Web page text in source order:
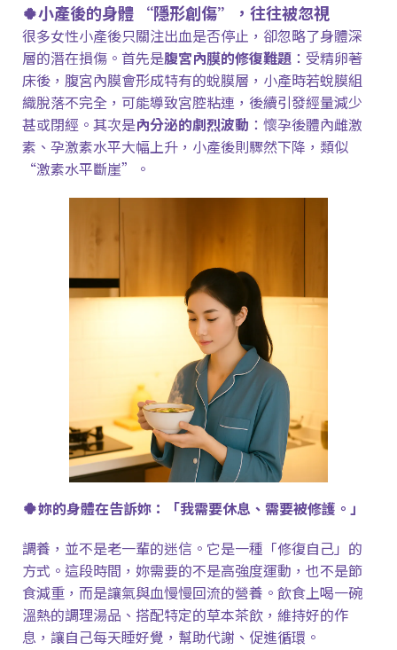
🍀小產後的身體 “隱形創傷” ，往往被忽視
很多女性小產後只關注出血是否停止，卻忽略了身體深
層的潛在損傷。首先是腹宮內膜的修復難題 ：受精卵著
床後，腹宮內膜會形成特有的蛻膜層，小產時若蛻膜組
織脫落不完全，可能導致宮腔粘連，後續引發經量減少
甚或閉經。其次是內分泌的劇烈波動 ：懷孕後體內雌激
素、孕激素水平大幅上升，小產後則驟然下降，類似
“激素水平斷崖” 。
🍀妳的身體在告訴妳：「我需要休息、需要被修護。」
調養，並不是老一輩的迷信。它是一種「修復自己」的
方式。這段時間，妳需要的不是高強度運動，也不是節
食減重，而是讓氣與血慢慢回流的營養。飲食上喝一碗
溫熱的調理湯品、搭配特定的草本茶飲，維持好的作
息，讓自己每天睡好覺，幫助代謝、促進循環。